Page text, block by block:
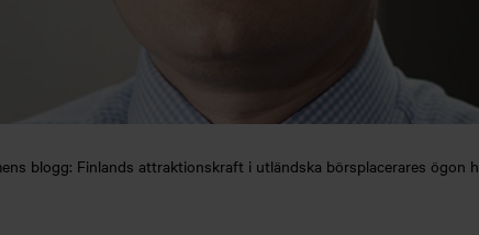
blogg: Finlands attraktionskraft i utländska börsplacerares ögon